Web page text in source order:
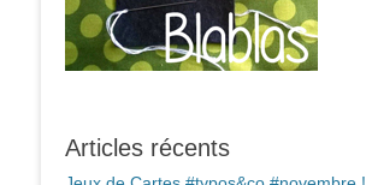
Articles récents